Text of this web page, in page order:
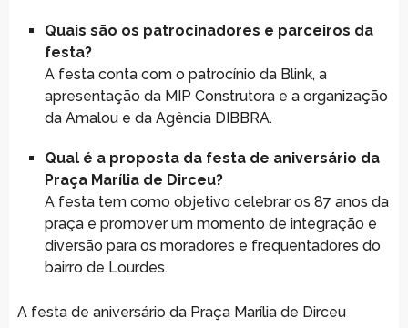
Quais são os patrocinadores e parceiros da
festa?
A festa conta com o patrocínio da Blink, a
apresentação da MIP Construtora e a organização
da Amalou e da Agência DIBBRA.
Qual é a proposta da festa de aniversário da
Praça Marília de Dirceu?
A festa tem como objetivo celebrar os 87 anos da
praça e promover um momento de integração e
diversão para os moradores e frequentadores do
bairro de Lourdes.
A festa de aniversário da Praça Marília de Dirceu